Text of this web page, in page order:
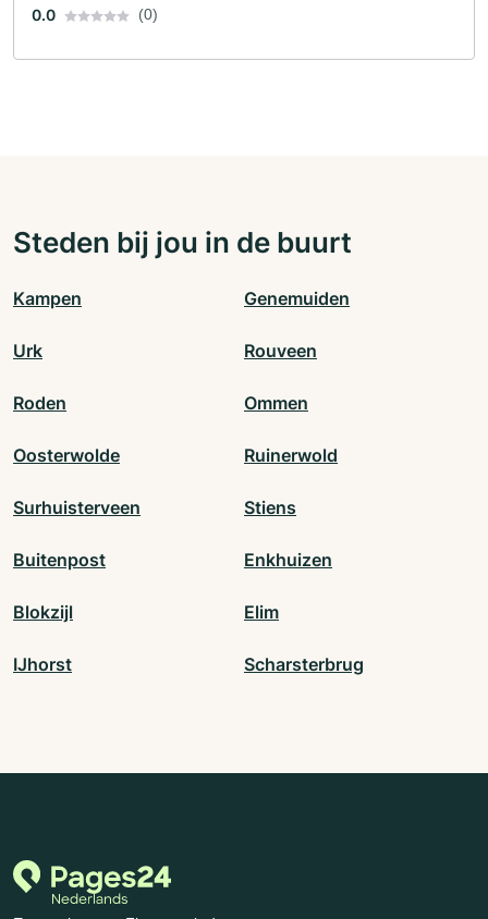
0.0
(0)
Steden bij jou in de buurt
Kampen Genemuiden
Urk Rouveen
Roden Ommen
Oosterwolde Ruinerwold
Surhuisterveen Stiens
Buitenpost Enkhuizen
Blokzijl Elim
IJhorst Scharsterbrug